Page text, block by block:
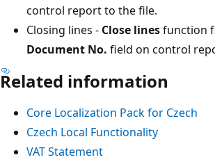
control report to the file.
Closing lines - Close linesfunction
Document No. field on control
Related information
Core Localization Pack for Czech
Czech Local Functionality
VAT Statement